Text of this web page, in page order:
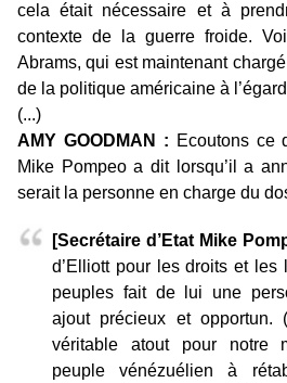
cela était nécessaire et à
contexte de la guerre froide.
Abrams, qui est maintenant
de la politique américaine à
(...)
AMY GOODMAN : Ecoutons ce
Mike Pompeo a dit lorsqu’il a
serait la personne en charge du
[Secrétaire d’Etat Mike
d’Elliott pour les droits et les
peuples fait de lui une
ajout précieux et opportun.
véritable atout pour notre
peuple vénézuélien à